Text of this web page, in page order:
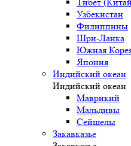
Узбекистан
Филиппины
Шри-Ланка
Южная
Япония
Индийский океан
Индийский океан
Маврикий
Мальдивы
Сейшелы
Закавказье